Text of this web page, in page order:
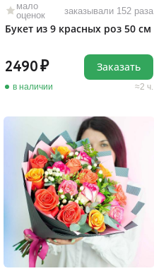
мало
оценок
заказывали 152 раза
Букет из 9 красных роз 50 см
2490
в наличии 2 ч.
Заказать